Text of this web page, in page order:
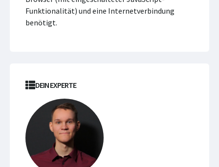
Funktionalität) und eine Internetverbindung
benötigt.
DEIN EXPERTE